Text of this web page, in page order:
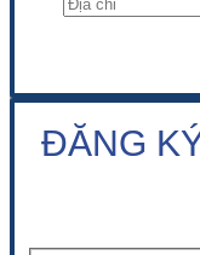
ĐĂNG